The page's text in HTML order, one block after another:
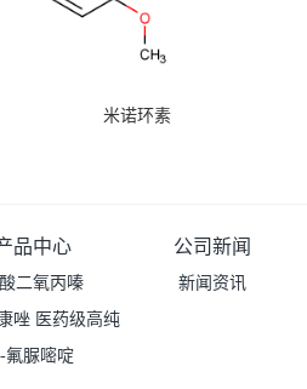
米诺环素
品中心
二氧丙嗪
唑 医药级高纯
99%原粉
氟脲嘧啶
公司新闻
新闻资讯